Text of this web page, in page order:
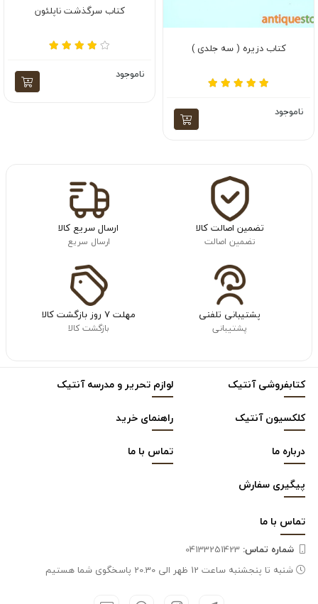
کتاب دزیره ( سه جلدی )
ناموجود
کتاب سرگذشت ناپلئون
ناموجود
تضمین اصالت کالا
تضمین اصالت
ارسال سریع کالا
ارسال سریع
پشتیبانی تلفنی
پشتیبانی
مهلت ۷ روز بازگشت کالا
بازگشت کالا
کتابفروشی آنتیک
لوازم تحریر و مدرسه آنتیک
کلکسیون آنتیک
راهنمای خرید
درباره ما
تماس با ما
پیگیری سفارش
تماس با ما
شماره تماس‌:
شنبه تا پنجشنبه ساعت 12 ظهر الی 20.30 پاسخگوی شما هستیم